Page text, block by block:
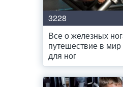
3228
Все о железных
путешествие в
для ног